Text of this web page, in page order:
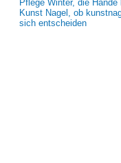
Pflege Winter, die
Kunst Nagel, ob
sich entscheiden